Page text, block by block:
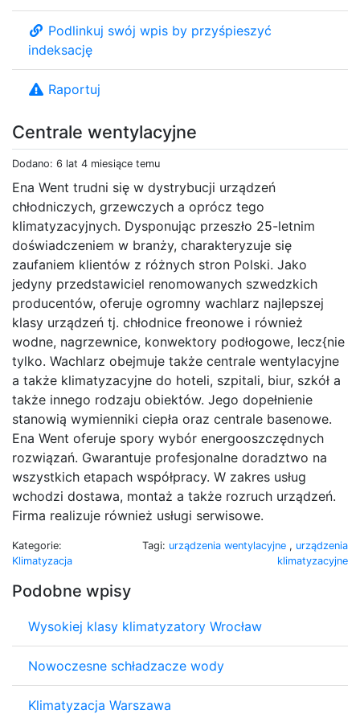
Centrale wentylacyjne
Dodano: 6 lat 4 miesiące temu
Ena Went trudni się w dystrybucji urządzeń
chłodniczych, grzewczych a oprócz tego
klimatyzacyjnych. Dysponując przeszło 25-letnim
doświadczeniem w branży, charakteryzuje się
zaufaniem klientów z różnych stron Polski. Jako
jedyny przedstawiciel renomowanych szwedzkich
producentów, oferuje ogromny wachlarz najlepszej
klasy urządzeń tj. chłodnice freonowe i również
wodne, nagrzewnice, konwektory podłogowe, lecz{nie
tylko. Wachlarz obejmuje także centrale wentylacyjne
a także klimatyzacyjne do hoteli, szpitali, biur, szkół a
także innego rodzaju obiektów. Jego dopełnienie
stanowią wymienniki ciepła oraz centrale basenowe.
Ena Went oferuje spory wybór energooszczędnych
rozwiązań. Gwarantuje profesjonalne doradztwo na
wszystkich etapach współpracy. W zakres usług
wchodzi dostawa, montaż a także rozruch urządzeń.
Firma realizuje również usługi serwisowe.
Kategorie:
Klimatyzacja
Tagi: urządzenia wentylacyjne , urządzenia
klimatyzacyjne
Podobne wpisy
Wysokiej klasy klimatyzatory Wrocław
Nowoczesne schładzacze wody
Klimatyzacja Warszawa
Podlinkuj swój wpis by przyśpieszyć
indeksację
Raportuj